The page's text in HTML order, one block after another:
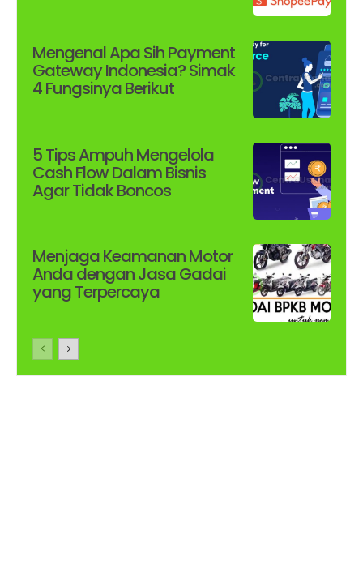
Mengenal Apa Sih Payment
Gateway Indonesia? Simak
4 Fungsinya Berikut
5 Tips Ampuh Mengelola
Cash Flow Dalam Bisnis
Agar Tidak Boncos
Menjaga Keamanan Motor
Anda dengan Jasa Gadai
yang Terpercaya